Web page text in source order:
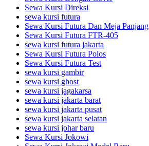
Sewa Kursi Direksi
sewa kursi futura
Sewa Kursi Futura Dan Meja Panjang
Sewa Kursi Futura FTR-405
sewa kursi futura jakarta
Sewa Kursi Futura Polos
Sewa Kursi Futura Test
sewa kursi gambir
sewa kursi ghost
sewa kursi jagakarsa
sewa kursi jakarta barat
sewa kursi jakarta pusat
sewa kursi jakarta selatan
sewa kursi johar baru
Sewa Kursi Jokowi